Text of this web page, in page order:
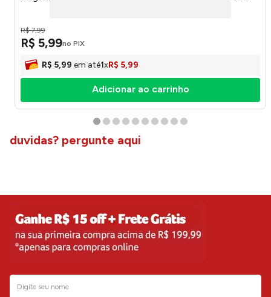
R$ 7,99
R$ 5,99no PIX
R$ 5,99 em até1xR$ 5,99
Adicionar ao carrinho
duvidas? pergunte aqui